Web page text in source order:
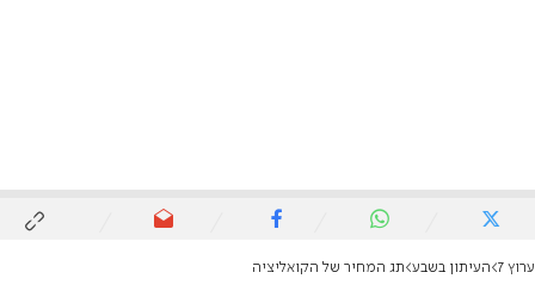
ערוץ 7 העיתון בשבע תג המחיר של הקואליציה